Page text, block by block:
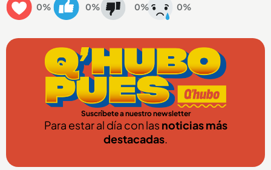
0% 0% 0% 0%
Suscríbete a nuestro newsletter
Para estar al día con lasnoticias más
destacadas